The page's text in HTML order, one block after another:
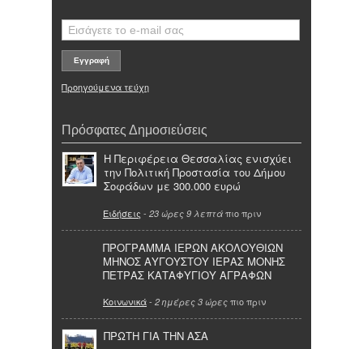
Προηγούμενα τεύχη
Πρόσφατες Δημοσιεύσεις
Η Περιφέρεια Θεσσαλίας ενισχύει
την Πολιτική Προστασία του Δήμου
Σοφάδων με 300.000 ευρώ
Ειδήσεις - 23 ώρες 9 λεπτά πιο πριν
ΠΡΟΓΡΑΜΜΑ ΙΕΡΩΝ ΑΚΟΛΟΥΘΙΩΝ
ΜΗΝΟΣ ΑΥΓΟΥΣΤΟΥ ΙΕΡΑΣ ΜΟΝΗΣ
ΠΕΤΡΑΣ ΚΑΤΑΦΥΓΙΟΥ ΑΓΡΑΦΩΝ
Κοινωνικά- 2 ημέρες 3 ώρες πιο πριν
ΠΡΩΤΗ ΓΙΑ ΤΗΝ ΑΣΑ